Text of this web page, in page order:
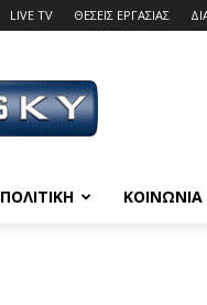
LIVE TV ΘΕΣΕΙΣ ΕΡΓΑΣΙΑΣ
ΠΟΛΙΤΙΚΗ ΚΟΙΝΩΝΙΑ